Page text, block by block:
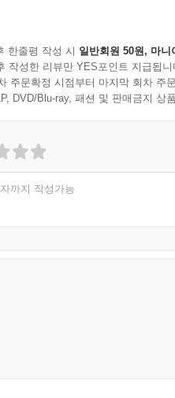
한줄평 작성 시 일반회원 50원, 마니
작성한 리뷰만 YES포인트 지급됩니
주문확정 시점부터 마지막 회차 주
DVD/Blu-ray, 패션 및 판매금지 상
까지 작성가능